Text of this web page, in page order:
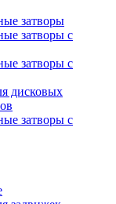
затворы
затворы с
затворы с
дисковых
затворы с